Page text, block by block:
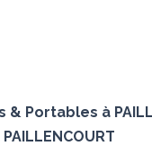
Portables à